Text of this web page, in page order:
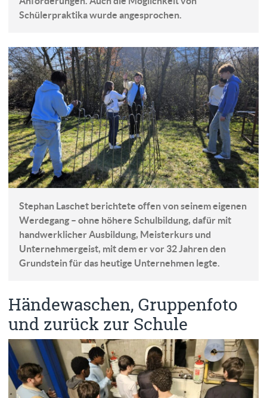
Schülerpraktika wurde angesprochen.
Stephan Laschet berichtete offen von seinem eigenen
Werdegang – ohne höhere Schulbildung, dafür mit
handwerklicher Ausbildung, Meisterkurs und
Unternehmergeist, mit dem er vor 32 Jahren den
Grundstein für das heutige Unternehmen legte.
Händewaschen, Gruppenfoto
und zurück zur Schule